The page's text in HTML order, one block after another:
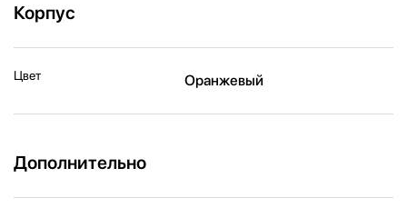
Корпус
Цвет Оранжевый
Дополнительно